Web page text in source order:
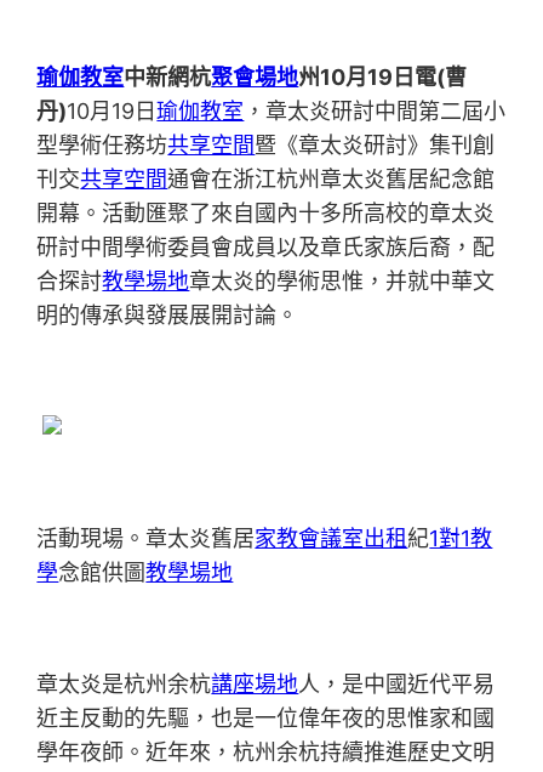
瑜伽教室中新網杭聚會場地州10月19日電(曹
丹)10月19日瑜伽教室 ，章太炎研討中間第二屆小
型學術任務坊共享空間暨《章太炎研討》集刊創
刊交共享空間通會在浙江杭州章太炎舊居紀念館
開幕。活動匯聚了來自國內十多所高校的章太炎
研討中間學術委員會成員以及章氏家族后裔，配
合探討教學場地章太炎的學術思惟，并就中華文
明的傳承與發展展開討論。
活動現場。章太炎舊居家教會議室出租紀1對1教
學念館供圖教學場地
章太炎是杭州余杭講座場地人，是中國近代平易
近主反動的先驅，也是一位偉年夜的思惟家和國
學年夜師。近年來，杭州余杭持續推進歷史文明